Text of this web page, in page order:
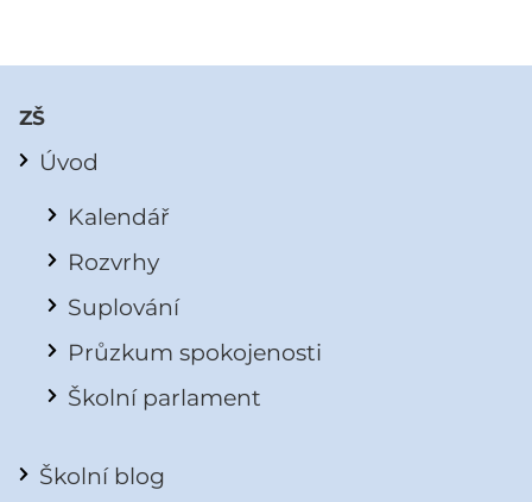
ZŠ
Úvod
Kalendář
Rozvrhy
Suplování
Průzkum spokojenosti
Školní parlament
Školní blog